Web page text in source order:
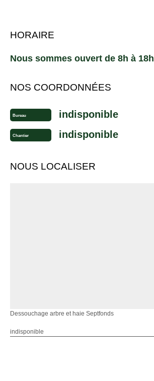
HORAIRE
Nous sommes ouvert de 8h à 18h
NOS COORDONNÉES
Bureau indisponible
Chantier indisponible
NOUS LOCALISER
Dessouchage arbre et haie Septfonds
indisponible